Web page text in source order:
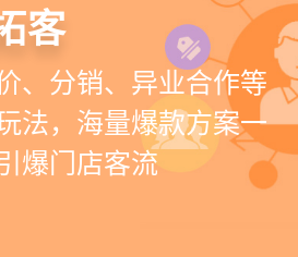
系统
一体化，一站式解决
理需求
务
约、收银、报表等业
SAAS服务，显著提升
经营成本
客
、分销、异业合作等
法，海量爆款方案一
爆门店客流
、手艺人、客户，打
口碑传播有抓手，赋
活私域流量